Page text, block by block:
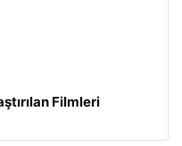
Filmleri